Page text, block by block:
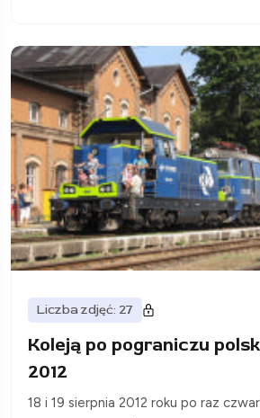
Liczba zdjęć: 27
Koleją po pograniczu
2012
18 i 19 sierpnia 2012 roku po raz